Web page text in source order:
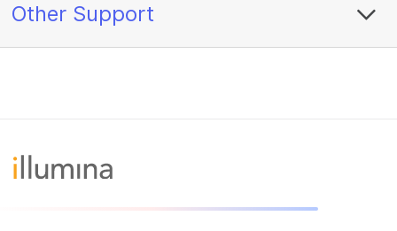
Other Support